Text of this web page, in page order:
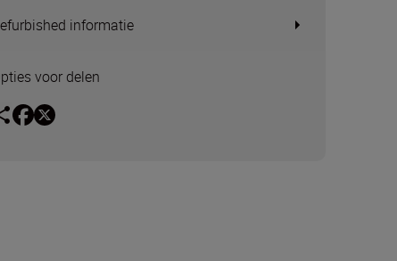
informatie
voor delen